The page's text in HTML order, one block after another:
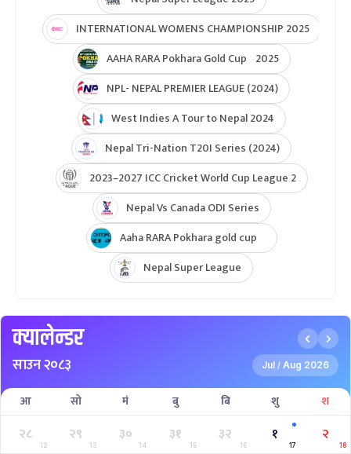
INTERNATIONAL WOMENS CHAMPIONSHIP 2025
AAHA RARA Pokhara Gold Cup 2025
NPL- NEPAL PREMIER LEAGUE (2024)
West Indies A Tour to Nepal 2024
Nepal Tri-Nation T20I Series (2024)
2023–2027 ICC Cricket World Cup League 2
Nepal Vs Canada ODI Series
Aaha RARA Pokhara gold cup
Nepal Super League
क्यालेन्डर
साउन २०८३ Jul / Aug 2026
आ सो मं बु बि शु श
२८
12
२९
13
३०
14
३१
15
३२
16
१
17
२
18